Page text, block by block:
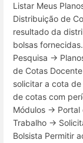
Listar Meus
Distribuição de
resultado da
bolsas
Pesquisa →
de Cotas
solicitar a cota
de cotas com
Módulos →
Trabalho →
Bolsista Permitir